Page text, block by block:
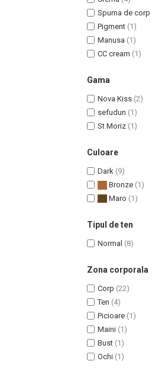
Uleiuri Unghii / Cuticule
Spuma de corp
Pigment (1)
Manusa (1)
CC cream (1)
Gama
Nova Kiss (2)
sefudun (1)
St Moriz (1)
Culoare
Dark (9)
Bronze (1)
Maro (1)
Tipul de ten
Normal (8)
Zona corporala
Corp (22)
Ten (4)
Picioare (1)
Maini (1)
Bust (1)
Ochi (1)